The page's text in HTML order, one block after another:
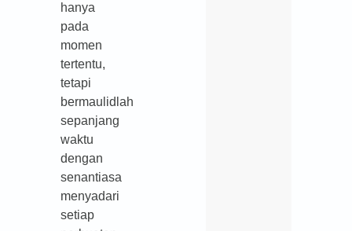
hanya
pada
momen
tertentu,
tetapi
bermaulidlah
sepanjang
waktu
dengan
senantiasa
menyadari
setiap